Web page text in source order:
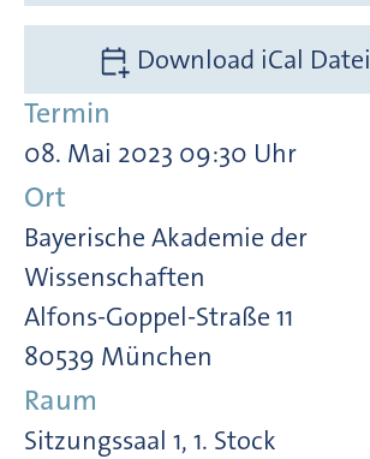
Download iCal Datei
Termin
08. Mai 2023 09:30 Uhr
Ort
Bayerische Akademie der
Wissenschaften
Alfons-Goppel-Straße 11
80539 München
Raum
Sitzungssaal 1, 1. Stock